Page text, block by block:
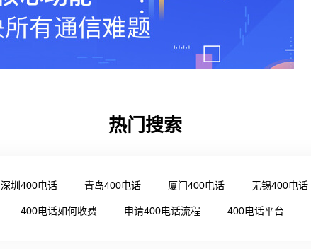
热门搜索
深圳400电话 青岛400电话 厦门400电话 无锡400电话
400电话如何收费 申请400电话流程 400电话平台